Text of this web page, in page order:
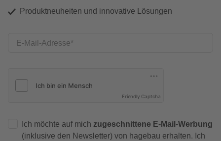
Produktneuheiten und innovative Lösungen
E-Mail-Adresse
Friendly Captcha
Ich möchte auf mich zugeschnittene E-Mail-Werbung
(inklusive den Newsletter) von hagebau erhalten. Ich